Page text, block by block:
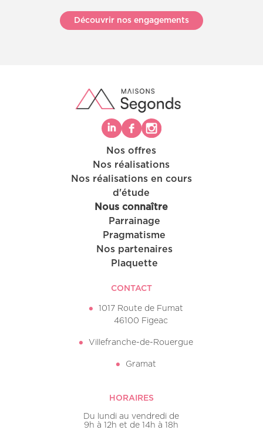
Découvrir nos engagements
Nos offres
Nos réalisations
Nos réalisations en cours
d'étude
Nous connaître
Parrainage
Pragmatisme
Nos partenaires
Plaquette
CONTACT
1017 Route de Fumat
46100 Figeac
Villefranche-de-Rouergue
Gramat
HORAIRES
Du lundi au vendredi de
9h à 12h et de 14h à 18h